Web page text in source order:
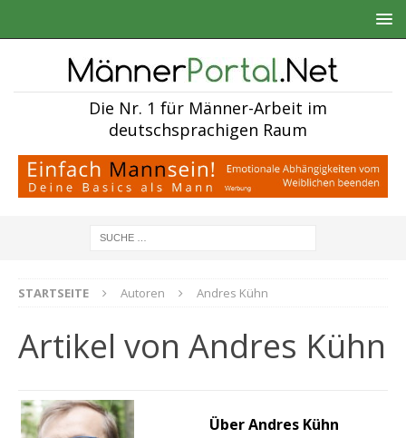
Die Nr. 1 für Männer-Arbeit im
deutschsprachigen Raum
STARTSEITE Autoren Andres Kühn
Artikel von Andres Kühn
Über Andres Kühn